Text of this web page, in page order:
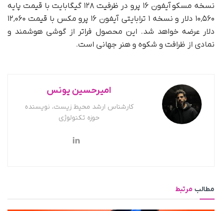
نسخه مسکو آیفون ۱۶ پرو در ظرفیت ۱۲۸ گیگابایت با قیمت پایه
۱۰٬۵۶۰ دلار و نسخه ۱ ترابایتی آیفون ۱۶ پرو مکس با قیمت ۱۲٬۰۶۰
دلار عرضه خواهد شد. این محصول فراتر از گوشی هوشمند و
نمادی از ظرافت و شکوه و هنر جهانی است.
امیرحسین یونس
کارشناس ارشد محیط زیست، نویسنده
حوزه تکنولوژی
مطالب مرتبط